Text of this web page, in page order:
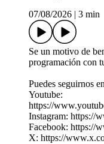
07/08/2026
3 min
Se un motivo de
programación con
Puedes seguirnos
Youtube:
https://
Instagram: https://
Facebook: https://
X: https://